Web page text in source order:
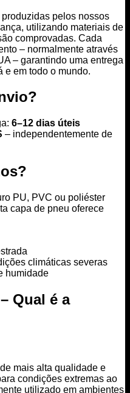
pelos nossos
utilizando materiais de
comprovadas. Cada
– normalmente através
– garantindo uma entrega
e em todo o mundo.
6–12 dias úteis
– independentemente de
PU, PVC ou poliéster
capa de pneu oferece
climáticas severas
humidade
Qual é a
mais alta qualidade e
condições extremas ao
utilizado em ambientes